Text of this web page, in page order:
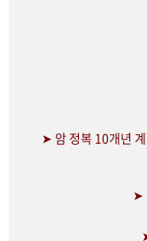
➤ 암 정복 10개년
➤